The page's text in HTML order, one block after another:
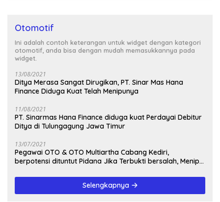
Otomotif
Ini adalah contoh keterangan untuk widget dengan kategori
otomotif, anda bisa dengan mudah memasukkannya pada
widget.
13/08/2021
Ditya Merasa Sangat Dirugikan, PT. Sinar Mas Hana
Finance Diduga Kuat Telah Menipunya
11/08/2021
PT. Sinarmas Hana Finance diduga kuat Perdayai Debitur
Ditya di Tulungagung Jawa Timur
13/07/2021
Pegawai OTO & OTO Multiartha Cabang Kediri,
berpotensi dituntut Pidana Jika Terbukti bersalah, Menipu
Selengkapnya